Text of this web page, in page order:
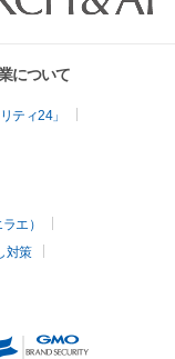
について
ティ24」
エ）
対策